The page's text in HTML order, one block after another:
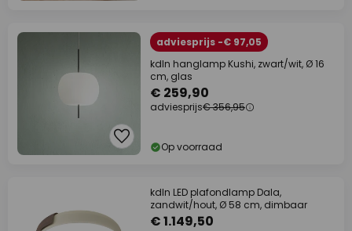
adviesprijs -€ 97,05
kdln hanglamp Kushi, zwart/wit, Ø 16
cm, glas
€ 259,90
adviesprijs€ 356,95
Op voorraad
kdln LED plafondlamp Dala,
zandwit/hout, Ø 58 cm, dimbaar
€ 1.149,50